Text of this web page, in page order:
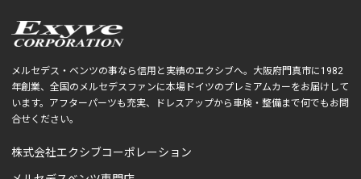
メルセデス・ベンツの事なら信用と実績のエクシブへ。大阪府門真市に1982
年創業、全国のメルセデスファンに本場ドイツのプレミアムカーをお届けして
います。アフターパーツも充実、ドレスアップから車検・整備まで何でもお問
合せください。
株式会社エクシブコーポレーション